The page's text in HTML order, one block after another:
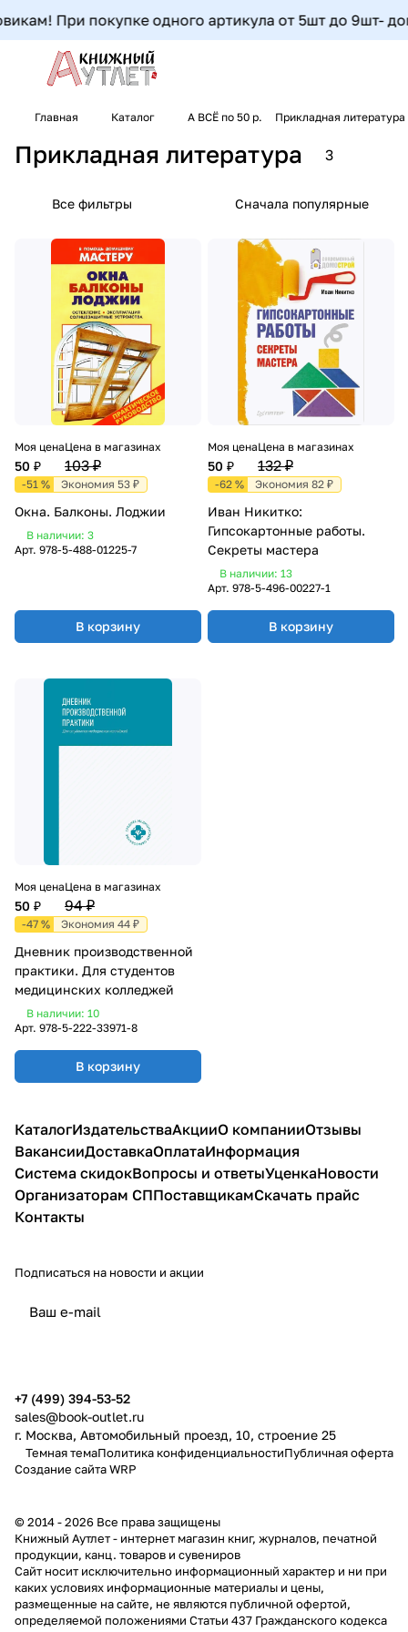
При покупке одного артикула от 5шт до 9шт-
Главная Каталог А ВСЁ по 50 р. Прикладная литература
Прикладная литература 3
Все фильтры Сначала популярные
Моя цена
50 ₽
Цена в магазинах
103 ₽
-51 % Экономия 53 ₽
Окна. Балконы. Лоджии
В наличии: 3
Арт. 978-5-488-01225-7
В корзину
Моя цена
50 ₽
Цена в магазинах
132 ₽
-62 % Экономия 82 ₽
Иван Никитко:
Гипсокартонные работы.
Секреты мастера
В наличии: 13
Арт. 978-5-496-00227-1
В корзину
Моя цена
50 ₽
Цена в магазинах
94 ₽
-47 % Экономия 44 ₽
Дневник производственной
практики. Для студентов
медицинских колледжей
В наличии: 10
Арт. 978-5-222-33971-8
В корзину
КаталогИздательстваАкцииО компанииОтзывы
ВакансииДоставкаОплатаИнформация
Система скидокВопросы и ответыУценкаНовости
Организаторам СППоставщикамСкачать прайс
Контакты
Подписаться на новости и акции
+7 (499) 394-53-52
sales@book-outlet.ru
г. Москва, Автомобильный проезд, 10, строение 25
Темная темаПолитика конфиденциальностиПубличная оферта
Создание сайтаWRP
© 2014 - 2026 Все права защищены
Книжный Аутлет - интернет магазин книг, журналов, печатной
продукции, канц. товаров и сувениров
Cайт носит исключительно информационный характер и ни при
каких условиях информационные материалы и цены,
размещенные на сайте, не являются публичной офертой,
определяемой положениями Статьи 437 Гражданского кодекса